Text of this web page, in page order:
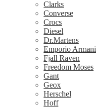
Clarks
Converse
Crocs
Diesel
Dr.Martens
Emporio Armani
Fjall Raven
Freedom Moses
Gant
Geox
Herschel
Hoff